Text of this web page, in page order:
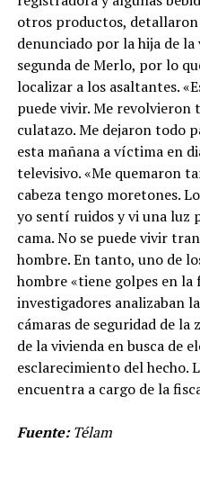
otros productos,
denunciado por la hija de
segunda de Merlo, por lo
localizar a los asaltantes.
puede vivir. Me revolvieron
culatazo. Me dejaron todo
esta mañana a víctima en
televisivo. «Me quemaron
cabeza tengo moretones.
yo sentí ruidos y vi una luz
cama. No se puede vivir
hombre. En tanto, uno de
hombre «tiene golpes en la
investigadores analizaban
cámaras de seguridad de
de la vivienda en busca de
esclarecimiento del hecho.
encuentra a cargo de la
Fuente:Télam